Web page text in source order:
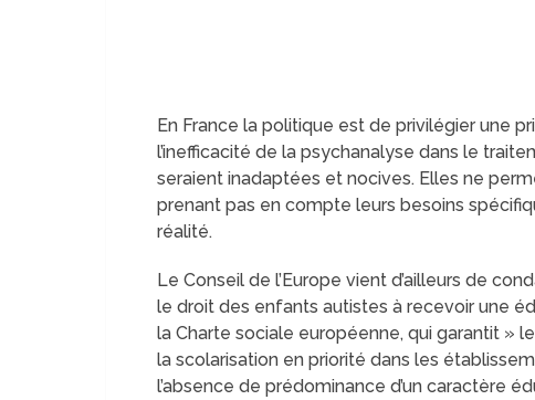
En France la politique est de privilégier une
l’inefficacité de la psychanalyse dans le
seraient inadaptées et nocives. Elles ne
prenant pas en compte leurs besoins
réalité.
Le Conseil de l’Europe vient d’ailleurs de
le droit des enfants autistes à recevoir une
la Charte sociale européenne, qui garantit »
la scolarisation en priorité dans les
l’absence de prédominance d’un caractère